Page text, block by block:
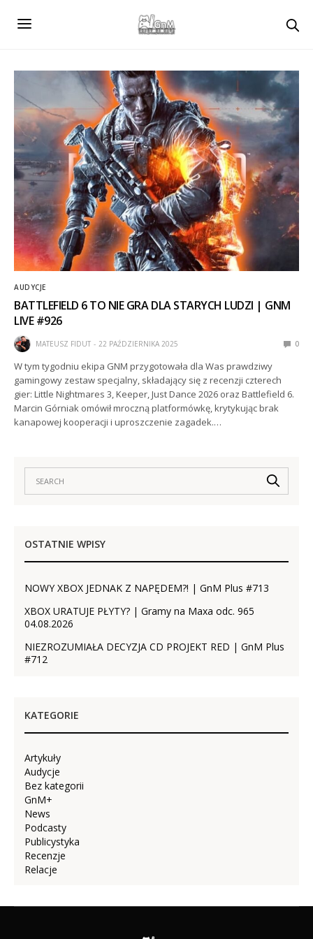
AUDYCJE
BATTLEFIELD 6 TO NIE GRA DLA STARYCH LUDZI | GNM
LIVE #926
MATEUSZ FIDUT 22 PAŹDZIERNIKA 2025 0
W tym tygodniu ekipa GNM przygotowała dla Was prawdziwy
gamingowy zestaw specjalny, składający się z recenzji czterech
gier: Little Nightmares 3, Keeper, Just Dance 2026 oraz Battlefield 6.
Marcin Górniak omówił mroczną platformówkę, krytykując brak
kanapowej kooperacji i uproszczenie zagadek.…
OSTATNIE WPISY
NOWY XBOX JEDNAK Z NAPĘDEM?! | GnM Plus #713
XBOX URATUJE PŁYTY? | Gramy na Maxa odc. 965
04.08.2026
NIEZROZUMIAŁA DECYZJA CD PROJEKT RED | GnM Plus
#712
KATEGORIE
Artykuły
Audycje
Bez kategorii
GnM+
News
Podcasty
Publicystyka
Recenzje
Relacje